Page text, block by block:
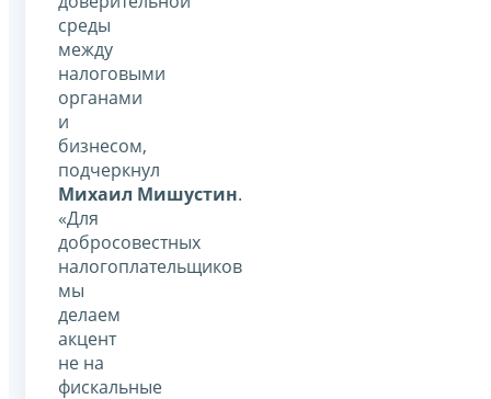
среды
между
налоговыми
органами
и
бизнесом,
подчеркнул
Михаил Мишустин.
«Для
добросовестных
налогоплательщиков
мы
делаем
акцент
не на
фискальные